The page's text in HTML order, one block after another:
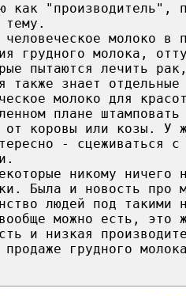
как "производитель",
тему.
человеческое молоко
грудного молока,
пытаются лечить
также знает
молоко для
плане
от коровы или козы. У
- сцеживаться
никому
Была и новость про
людей под
можно есть, это
и низкая
грудного